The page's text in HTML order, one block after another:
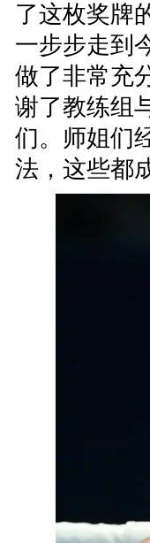
了这枚奖牌
一步步走到
做了非常充
谢了教练组
们。师姐们
法，这些都